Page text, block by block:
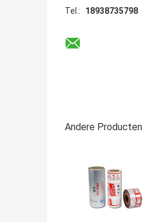
Tel.:
18938735798
Andere Producten